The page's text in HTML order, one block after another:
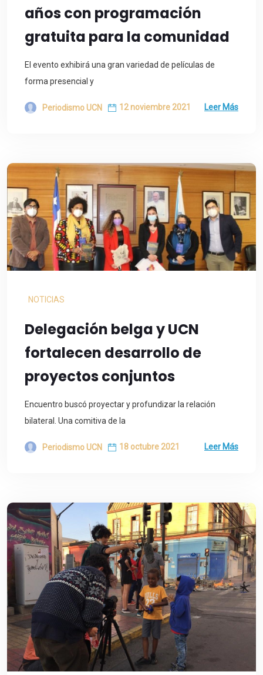
años con programación
gratuita para la comunidad
El evento exhibirá una gran variedad de películas de
forma presencial y
Periodismo UCN 12 noviembre 2021 Leer Más
NOTICIAS
Delegación belga y UCN
fortalecen desarrollo de
proyectos conjuntos
Encuentro buscó proyectar y profundizar la relación
bilateral. Una comitiva de la
Periodismo UCN 18 octubre 2021 Leer Más